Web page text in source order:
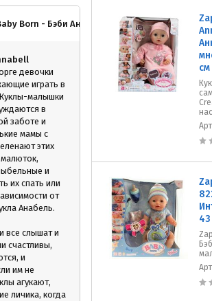
Born - Бэби Аннабелль, Бэби Борн
девочки
играть в
малышки
в
заботе и
мамы с
этих
и
их спать или
от
Анабель.
все слышат и
счастливы,
и
им не
агукают,
личика, когда
см